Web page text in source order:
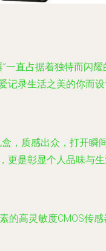
直占据着独特而闪
录生活之美的你而设
，质感出众，打开
是彰显个人品味与生
高灵敏度CMOS传